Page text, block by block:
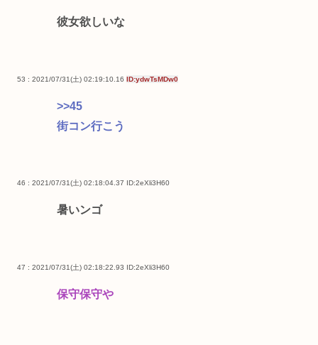
彼女欲しいな
53 : 2021/07/31(土) 02:19:10.16 ID:ydwTsMDw0
>>45
街コン行こう
46 : 2021/07/31(土) 02:18:04.37 ID:2eXli3H60
暑いンゴ
47 : 2021/07/31(土) 02:18:22.93 ID:2eXli3H60
保守保守や